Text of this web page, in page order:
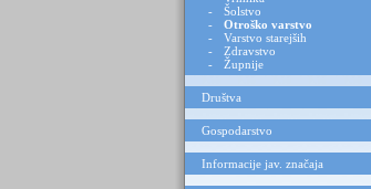
-
Šolstvo
-
Otroško varstvo
-
Varstvo starejših
-
Zdravstvo
-
Župnije
Društva
Gospodarstvo
Informacije jav. značaja